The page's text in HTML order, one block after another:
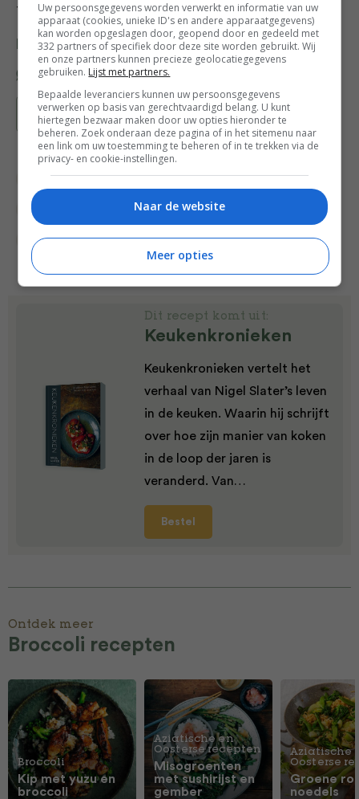
togarashi.
Deel dit recept
Bewaar recept
Broccoli Diner voor twee recepten
Gevogelte recepten Hoofdgerecht
Makkelijke recepten Snel & gezond Vlees
Dit recept komt uit:
Keukenkronieken
Keukenkronieken vertelt het
verhaal van Nigel Slater’s leven
in de keuken. Waarin hij schrijft
over hoe zijn manier van koken
in de loop der jaren is
veranderd. Van…
Bestel
Ontdek meer
Broccoli recepten
Broccoli
Kip met yuzu en
broccoli
Aziatische en
Oosterse recepten
Misogroenten
met sushirijst en
gember
Aziatische
Oosterse
Groene
noedels
Uw persoonsgegevens worden verwerkt en informatie van uw
apparaat (cookies, unieke ID's en andere apparaatgegevens)
kan worden opgeslagen door, geopend door en gedeeld met
332 partners of specifiek door deze site worden gebruikt. Wij
en onze partners kunnen precieze geolocatiegegevens
gebruiken. Lijst met partners.
Bepaalde leveranciers kunnen uw persoonsgegevens
verwerken op basis van gerechtvaardigd belang. U kunt
hiertegen bezwaar maken door uw opties hieronder te
beheren. Zoek onderaan deze pagina of in het sitemenu naar
een link om uw toestemming te beheren of in te trekken via de
privacy- en cookie-instellingen.
Naar de website
Meer opties